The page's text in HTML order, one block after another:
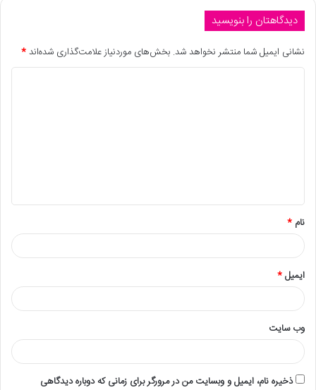
دیدگاهتان را بنویسید
نشانی ایمیل شما منتشر نخواهد شد. بخش‌های موردنیاز علامت‌گذاری شده‌اند*
نام *
ایمیل*
وب‌ سایت
ذخیره نام، ایمیل و وبسایت من در مرورگر برای زمانی که دوباره دیدگاهی